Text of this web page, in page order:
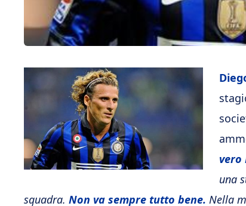
vero
una
squadra. Non va sempre tutto bene. Nella